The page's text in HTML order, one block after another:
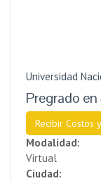
Universidad
Pregrado
Recibir Costos
Modalidad:
Virtual
Ciudad: